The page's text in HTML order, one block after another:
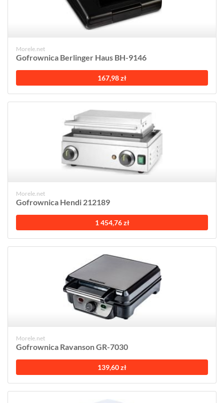
Morele.net
Gofrownica Berlinger Haus BH-9146
167,98 zł
Morele.net
Gofrownica Hendi 212189
1 454,76 zł
Morele.net
Gofrownica Ravanson GR-7030
139,60 zł